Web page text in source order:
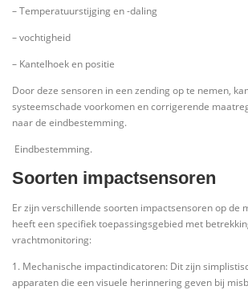
– Temperatuurstijging en -daling
– vochtigheid
– Kantelhoek en positie
Door deze sensoren in een zending op te nemen,
systeemschade voorkomen en corrigerende
naar de eindbestemming.
Eindbestemming.
Soorten impactsensoren
Er zijn verschillende soorten impactsensoren op de
heeft een specifiek toepassingsgebied met
vrachtmonitoring:
1. Mechanische impactindicatoren: Dit zijn
apparaten die een visuele herinnering geven bij